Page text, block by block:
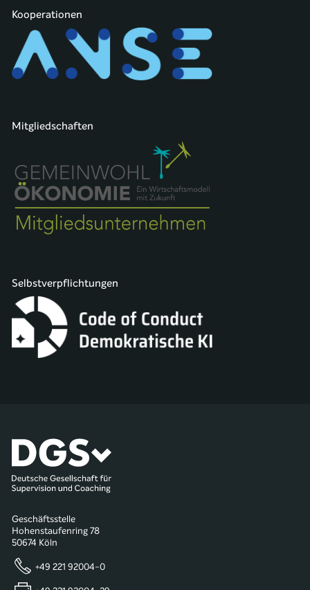
Kooperationen
Mitgliedschaften
Selbstverpflichtungen
Geschäftsstelle
Hohenstaufenring 78
50674 Köln
+49 221 92004-0